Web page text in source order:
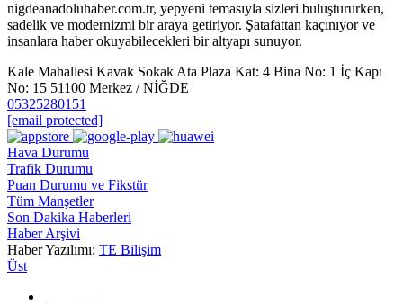
nigdeanadoluhaber.com.tr, yepyeni temasıyla sizleri buluştururken,
sadelik ve modernizmi bir araya getiriyor. Şatafattan kaçınıyor ve
insanlara haber okuyabilecekleri bir altyapı sunuyor.
Kale Mahallesi Kavak Sokak Ata Plaza Kat: 4 Bina No: 1 İç Kapı
No: 15 51100 Merkez / NİĞDE
05325280151
[email protected]
Hava Durumu
Trafik Durumu
Puan Durumu ve Fikstür
Tüm Manşetler
Son Dakika Haberleri
Haber Arşivi
Haber Yazılımı: TE Bilişim
Üst